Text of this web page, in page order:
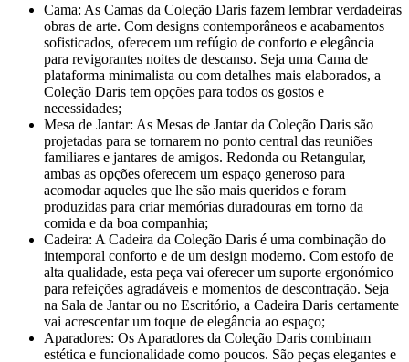
Cama: As Camas da Coleção Daris fazem lembrar verdadeiras
obras de arte. Com designs contemporâneos e acabamentos
sofisticados, oferecem um refúgio de conforto e elegância
para revigorantes noites de descanso. Seja uma Cama de
plataforma minimalista ou com detalhes mais elaborados, a
Coleção Daris tem opções para todos os gostos e
necessidades;
Mesa de Jantar: As Mesas de Jantar da Coleção Daris são
projetadas para se tornarem no ponto central das reuniões
familiares e jantares de amigos. Redonda ou Retangular,
ambas as opções oferecem um espaço generoso para
acomodar aqueles que lhe são mais queridos e foram
produzidas para criar memórias duradouras em torno da
comida e da boa companhia;
Cadeira: A Cadeira da Coleção Daris é uma combinação do
intemporal conforto e de um design moderno. Com estofo de
alta qualidade, esta peça vai oferecer um suporte ergonómico
para refeições agradáveis e momentos de descontração. Seja
na Sala de Jantar ou no Escritório, a Cadeira Daris certamente
vai acrescentar um toque de elegância ao espaço;
Aparadores: Os Aparadores da Coleção Daris combinam
estética e funcionalidade como poucos. São peças elegantes e